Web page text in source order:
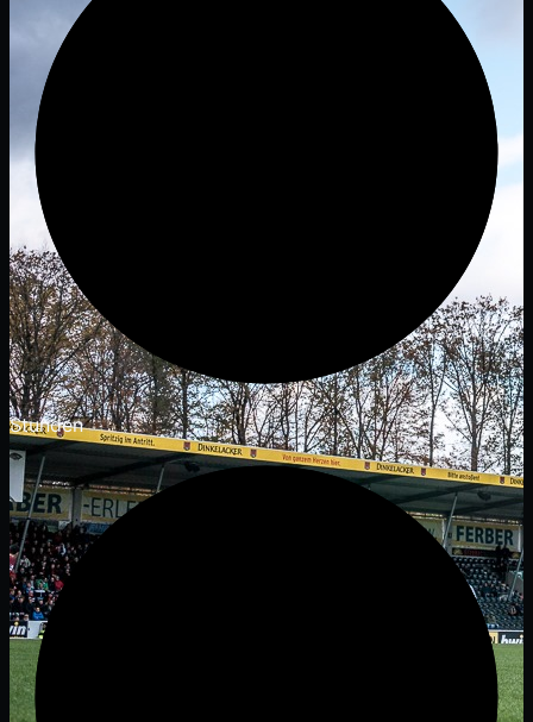
Stunden